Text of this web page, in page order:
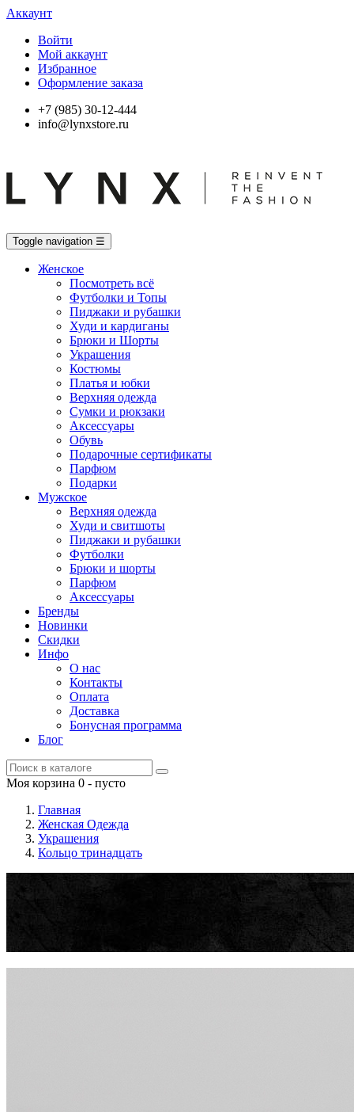
Аккаунт
Войти
Мой аккаунт
Избранное
Оформление заказа
+7 (985) 30-12-444
info@lynxstore.ru
Toggle navigation ☰
Женское
Посмотреть всё
Футболки и Топы
Пиджаки и рубашки
Худи и кардиганы
Брюки и Шорты
Украшения
Костюмы
Платья и юбки
Верхняя одежда
Сумки и рюкзаки
Аксессуары
Обувь
Подарочные сертификаты
Парфюм
Подарки
Мужское
Верхняя одежда
Худи и свитшоты
Пиджаки и рубашки
Футболки
Брюки и шорты
Парфюм
Аксессуары
Бренды
Новинки
Скидки
Инфо
О нас
Контакты
Оплата
Доставка
Бонусная программа
Блог
Моя корзина 0 - пусто
Главная
Женская Одежда
Украшения
Кольцо тринадцать